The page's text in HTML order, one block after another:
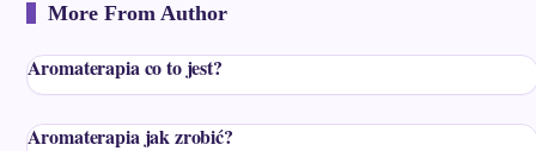
More From Author
Aromaterapia co to jest?
Aromaterapia jak zrobić?